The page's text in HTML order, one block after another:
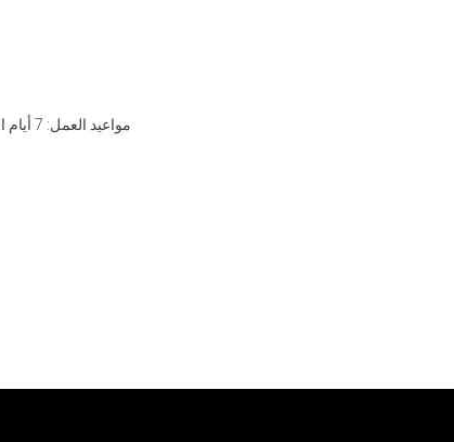
مواعيد العمل: 7 أيام الاسبوع من 9 صباحا الي 10 مساءا